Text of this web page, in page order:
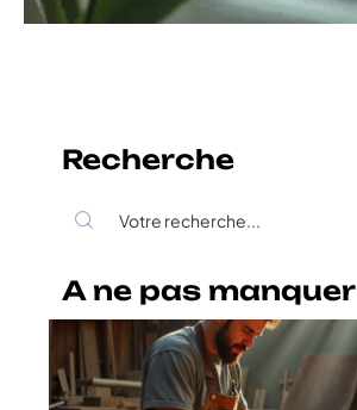
Recherche
A ne pas manquer